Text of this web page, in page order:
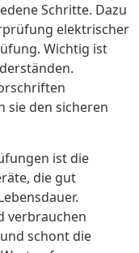
Schritte. Dazu
elektrischer
Wichtig ist
sie den sicheren
ist die
die gut
verbrauchen
schont die